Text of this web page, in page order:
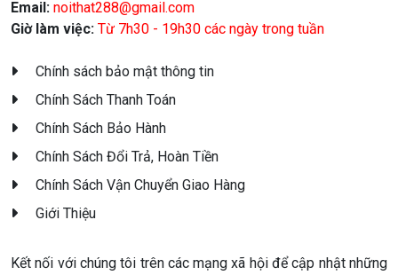
Email: noithat288@gmail.com
Giờ làm việc: Từ 7h30 - 19h30 các ngày trong tuần
Chính sách bảo mật thông tin
Chính Sách Thanh Toán
Chính Sách Bảo Hành
Chính Sách Đổi Trả, Hoàn Tiền
Chính Sách Vận Chuyển Giao Hàng
Giới Thiệu
Kết nối với chúng tôi trên các mạng xã hội để cập nhật những